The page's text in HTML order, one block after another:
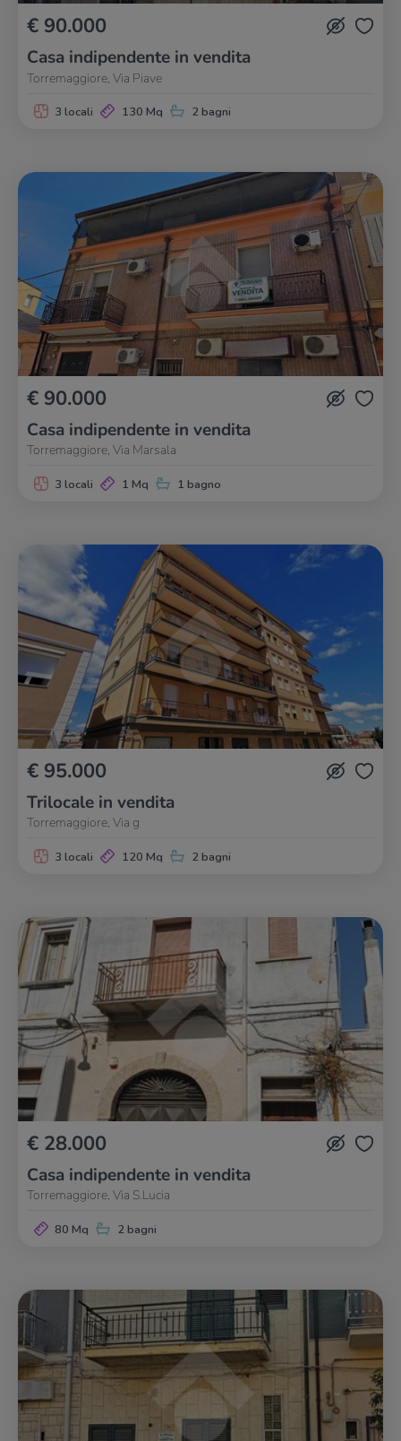
€ 90.000
Casa indipendente in vendita
Torremaggiore, Via Piave
3 locali 130 Mq 2 bagni
€ 90.000
Casa indipendente in vendita
Torremaggiore, Via Marsala
3 locali 1 Mq 1 bagno
€ 95.000
Trilocale in vendita
Torremaggiore, Via g
3 locali 120 Mq 2 bagni
€ 28.000
Casa indipendente in vendita
Torremaggiore, Via S.Lucia
80 Mq 2 bagni